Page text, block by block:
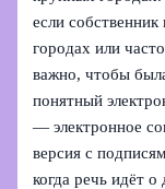
если
городах или
важно, чтобы
понятный
— электронное
версия с
когда речь идёт